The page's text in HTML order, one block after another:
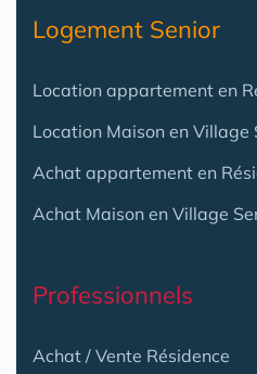
Logement Senior
Location appartement en
Location Maison en Village
Achat appartement en
Achat Maison en Village
Professionnels
Achat / Vente Résidence